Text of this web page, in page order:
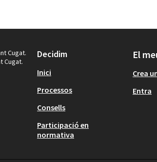
Cugat.
Cugat.
Decidim
Inici
Processos
Consells
Participació en
normativa
El
Crea
Entra